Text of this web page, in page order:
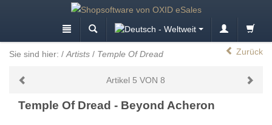
Sie sind hier: / Artists / Temple Of Dread Zurück
Artikel 5 VON 8
Temple Of Dread - Beyond Acheron